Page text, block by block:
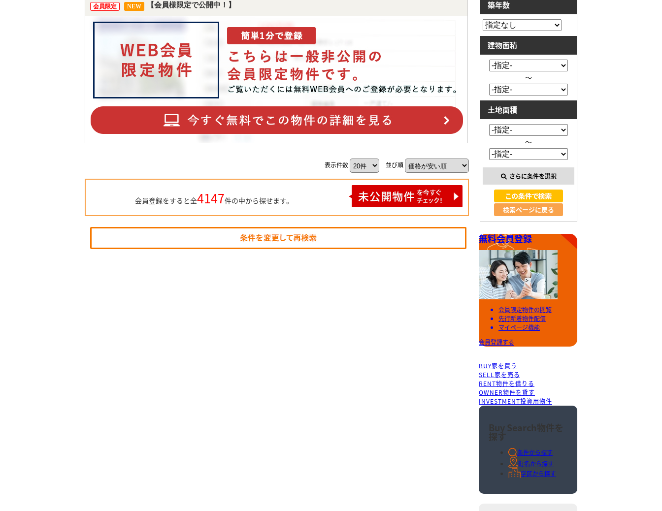
会員限定 NEW 【会員様限定で公開中！】
表示件数 並び順
会員登録をすると全4147件の中から探せます。
築年数
建物面積
～
土地面積
～
さらに条件を選択
検索ページに戻る
無料会員登録
会員限定物件の閲覧
先行新着物件配信
マイページ機能
会員登録する
BUY家を買う
SELL 家を売る
RENT物件を借りる
OWNER物件を貸す
INVESTMENT投資用物件
Buy Search物件を
探す
条件から探す
町名から探す
学区から探す